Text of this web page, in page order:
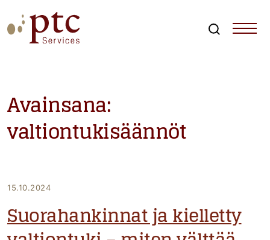
to
content
Avainsana:
valtiontukisäännöt
15.10.2024
Suorahankinnat ja kielletty